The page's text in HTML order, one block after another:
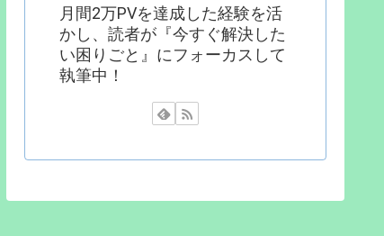
月間2万PVを達成した経験を活
かし、読者が『今すぐ解決した
い困りごと』にフォーカスして
執筆中！